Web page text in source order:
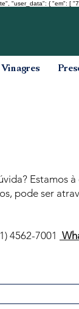
"user_data": { "em":
Vinagres
Estamos
pode ser
4562-7001